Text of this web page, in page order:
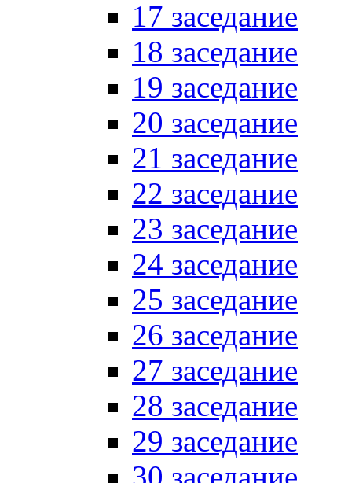
17 заседание
18 заседание
19 заседание
20 заседание
21 заседание
22 заседание
23 заседание
24 заседание
25 заседание
26 заседание
27 заседание
28 заседание
29 заседание